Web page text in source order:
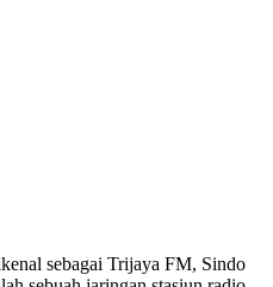
sebagai Trijaya FM, Sindo